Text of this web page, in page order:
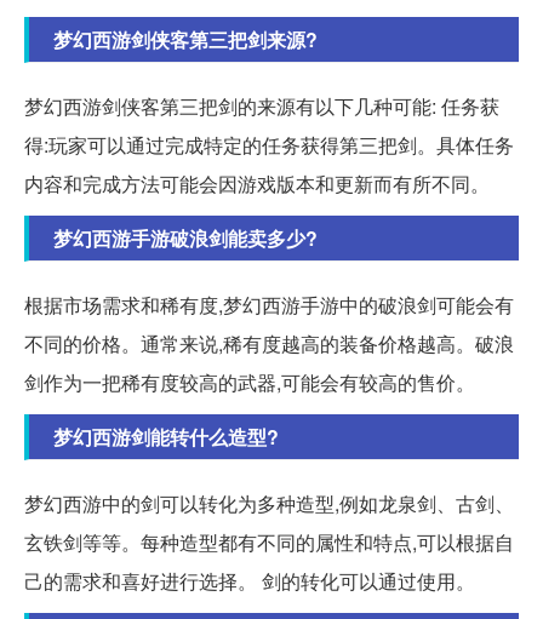
梦幻西游剑侠客第三把剑来源?
梦幻西游剑侠客第三把剑的来源有以下几种可能: 任务获
得:玩家可以通过完成特定的任务获得第三把剑。具体任务
内容和完成方法可能会因游戏版本和更新而有所不同。
梦幻西游手游破浪剑能卖多少?
根据市场需求和稀有度,梦幻西游手游中的破浪剑可能会有
不同的价格。通常来说,稀有度越高的装备价格越高。破浪
剑作为一把稀有度较高的武器,可能会有较高的售价。
梦幻西游剑能转什么造型?
梦幻西游中的剑可以转化为多种造型,例如龙泉剑、古剑、
玄铁剑等等。每种造型都有不同的属性和特点,可以根据自
己的需求和喜好进行选择。 剑的转化可以通过使用。